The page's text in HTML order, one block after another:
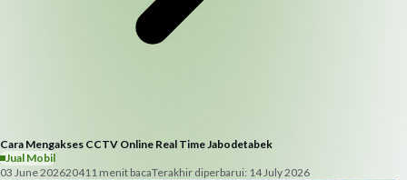
Cara Mengakses CCTV Online Real Time Jabodetabek
Jual Mobil
03 June 202620411 menit bacaTerakhir diperbarui: 14 July 2026